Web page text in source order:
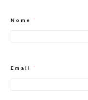
Nome *
Email *